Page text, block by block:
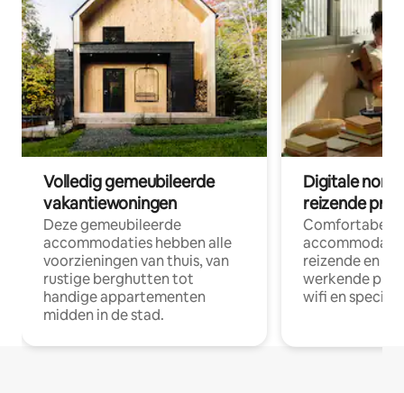
Volledig gemeubileerde
vakantiewoningen
Deze gemeubileerde
accommodaties hebben alle
voorzieningen van thuis, van
rustige berghutten tot
handige appartementen
midden in de stad.
Digitale
reizende
Comfortabele
reizende en
werkende
wifi en